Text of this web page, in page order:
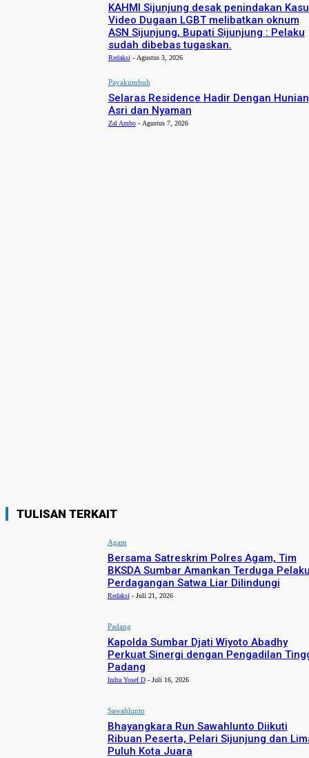
KAHMI Sijunjung desak penindakan
Video Dugaan LGBT melibatkan oknum
ASN Sijunjung, Bupati Sijunjung : Pelaku
sudah dibebas tugaskan.
Redaksi - Agustus 3, 2026
Payakumbuh
Selaras Residence Hadir Dengan Hunian
Asri dan Nyaman
Zal Ambo - Agustus 7, 2026
TULISAN TERKAIT
Agam
Bersama Satreskrim Polres Agam, Tim
BKSDA Sumbar Amankan Terduga
Perdagangan Satwa Liar Dilindungi
Redaksi - Juli 21, 2026
Padang
Kapolda Sumbar Djati Wiyoto Abadhy
Perkuat Sinergi dengan Pengadilan
Padang
Indra Yosef D - Juli 16, 2026
Sawahlunto
Bhayangkara Run Sawahlunto Diikuti
Ribuan Peserta, Pelari Sijunjung dan
Puluh Kota Juara